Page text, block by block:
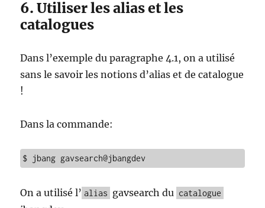
6. Utiliser les alias et les
catalogues
Dans l’exemple du paragraphe 4.1, on a utilisé
sans le savoir les notions d’alias et de catalogue
!
Dans la commande:
$ jbang gavsearch@jbangdev
On a utilisé l’ alias gavsearch du catalogue